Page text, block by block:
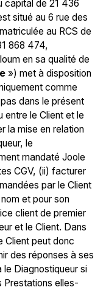
capital de 21 436
situé au 6 rue des
au RCS de
868 474,
en sa qualité de
») met à disposition
comme
dans le présent
entre le Client et le
la mise en relation
le
mandaté Joole
CGV, (ii) facturer
par le Client
et pour son
client de premier
et le Client. Dans
Client peut donc
des réponses à ses
Diagnostiqueur si
Prestations elles-